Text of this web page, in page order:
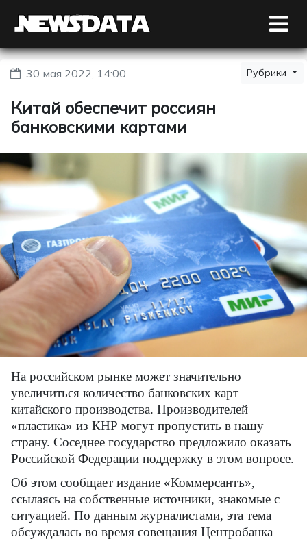
30 мая 2022, 14:00 Рубрики
Китай обеспечит россиян
банковскими картами
На российском рынке может значительно
увеличиться количество банковских карт
китайского производства. Производителей
«пластика» из КНР могут пропустить в нашу
страну. Соседнее государство предложило оказать
Российской Федерации поддержку в этом вопросе.
Об этом сообщает издание «Коммерсантъ»,
ссылаясь на собственные источники, знакомые с
ситуацией. По данным журналистами, эта тема
обсуждалась во время совещания Центробанка